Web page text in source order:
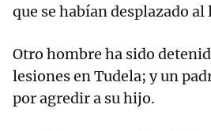
que se habían desplazado al
Otro hombre ha sido
lesiones en Tudela; y un
por agredir a su hijo.